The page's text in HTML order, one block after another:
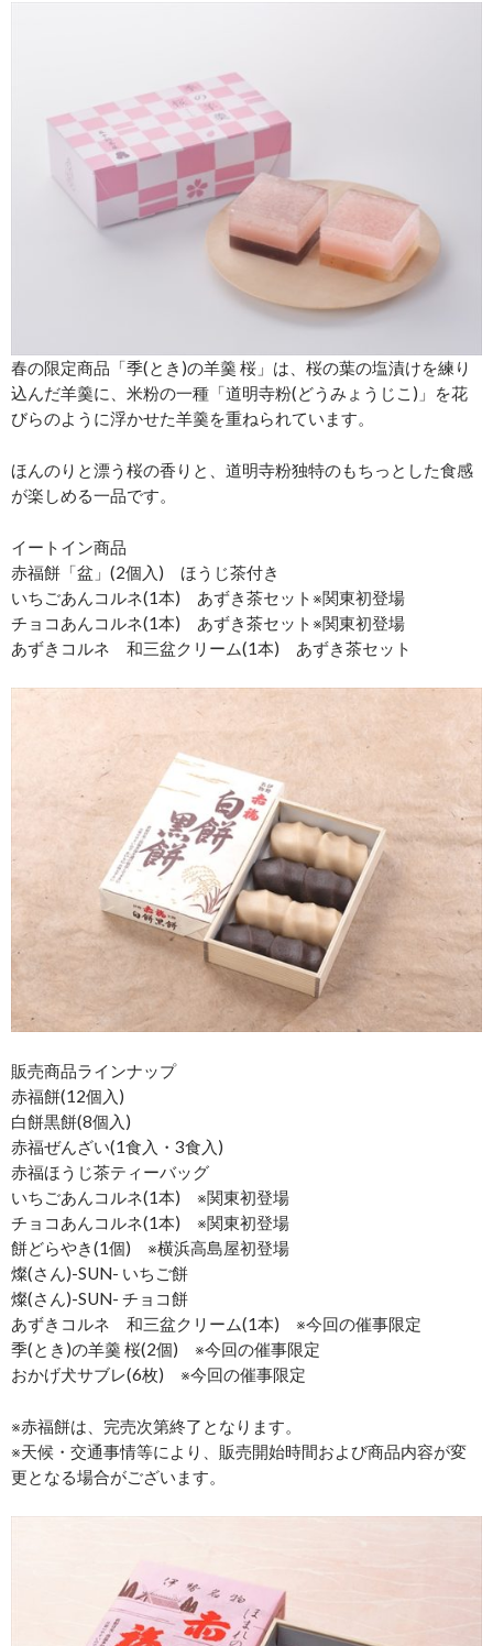
春の限定商品「季(とき)の羊羹 桜」は、桜の葉の塩漬けを練り
込んだ羊羹に、米粉の一種「道明寺粉(どうみょうじこ)」を花
びらのように浮かせた羊羹を重ねられています。
ほんのりと漂う桜の香りと、道明寺粉独特のもちっとした食感
が楽しめる一品です。
イートイン商品
赤福餅「盆」(2個入) ほうじ茶付き
いちごあんコルネ(1本) あずき茶セット※関東初登場
チョコあんコルネ(1本) あずき茶セット※関東初登場
あずきコルネ 和三盆クリーム(1本) あずき茶セット
販売商品ラインナップ
赤福餅(12個入)
白餅黒餅(8個入)
赤福ぜんざい(1食入・3食入)
赤福ほうじ茶ティーバッグ
いちごあんコルネ(1本) ※関東初登場
チョコあんコルネ(1本) ※関東初登場
餅どらやき(1個) ※横浜高島屋初登場
燦(さん)-SUN- いちご餅
燦(さん)-SUN- チョコ餅
あずきコルネ 和三盆クリーム(1本) ※今回の催事限定
季(とき)の羊羹 桜(2個) ※今回の催事限定
おかげ犬サブレ(6枚) ※今回の催事限定
※赤福餅は、完売次第終了となります。
※天候・交通事情等により、販売開始時間および商品内容が変
更となる場合がございます。